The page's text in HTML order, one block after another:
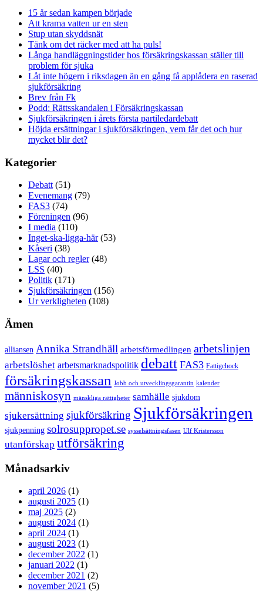
15 år sedan kampen började
Att krama vatten ur en sten
Stup utan skyddsnät
Tänk om det räcker med att ha puls!
Långa handläggningstider hos försäkringskassan ställer till
problem för sjuka
Låt inte högern i riksdagen än en gång få applådera en raserad
sjukförsäkring
Brev från Fk
Podd: Rättsskandalen i Försäkringskassan
Sjukförsäkringen i årets första partiledardebatt
Höjda ersättningar i sjukförsäkringen, vem får det och hur
mycket blir det?
Kategorier
Debatt(51)
Evenemang (79)
FAS3 (74)
Föreningen (96)
I media (110)
Inget-ska-ligga-här(53)
Kåseri (38)
Lagar och regler(48)
LSS (40)
Politik (171)
Sjukförsäkringen (156)
Ur verkligheten (108)
Ämen
alliansen Annika Strandhäll arbetsförmedlingen arbetslinjen
arbetslöshet arbetsmarknadspolitik debatt FAS3 Fattigchock
försäkringskassan Jobb och utvecklingsgarantin kalender
människosyn mänskliga rättigheter samhälle sjukdom
sjukersättning sjukförsäkring Sjukförsäkringen
sjukpenning solrosuppropet.se sysselsättningsfasen Ulf Kristersson
utanförskap utförsäkring
Månadsarkiv
april 2026 (1)
augusti 2025 (1)
maj 2025 (2)
augusti 2024 (1)
april 2024 (1)
augusti 2023 (1)
december 2022 (1)
januari 2022 (1)
december 2021 (2)
november 2021 (5)